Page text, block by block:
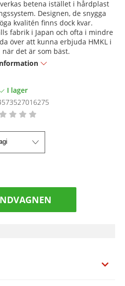
betena istället i hårdplast
Designen, de snygga
kvalitén finns dock kvar.
fabrik i Japan och ofta i mindre
över att kunna erbjuda HMKL i
när det är som bäst.